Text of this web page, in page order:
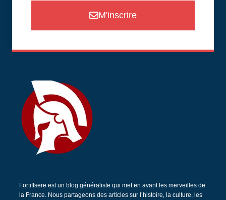
M'inscrire
Fortiffsere est un blog généraliste qui met en avant les merveilles de
la France. Nous partageons des articles sur l’histoire, la culture, les